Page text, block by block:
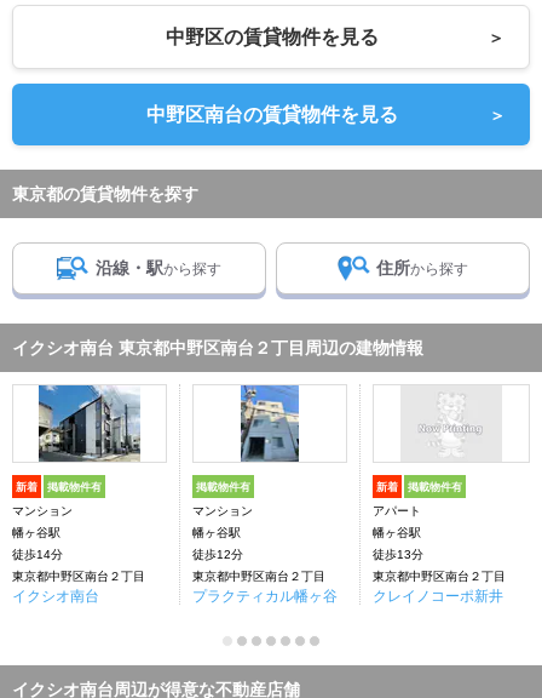
中野区の賃貸物件を見る ＞
中野区南台の賃貸物件を見る ＞
東京都の賃貸物件を探す
沿線・駅から探す 住所から探す
イクシオ南台 東京都中野区南台２丁目周辺の建物情報
新着 掲載物件有
マンション
幡ヶ谷駅
徒歩14分
東京都中野区南台２丁目
イクシオ南台
掲載物件有
マンション
幡ヶ谷駅
徒歩12分
東京都中野区南台２丁目
プラクティカル幡ヶ谷
新着 掲載物件有
アパート
幡ヶ谷駅
徒歩13分
東京都中野区南台２丁目
クレイノコーポ新井
イクシオ南台周辺が得意な不動産店舗